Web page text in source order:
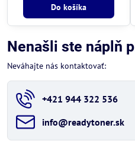
Do košíka
Nenašli ste náplň
Neváhajte nás kontaktovať:
+421 944 322 536
info​@readytoner​.sk